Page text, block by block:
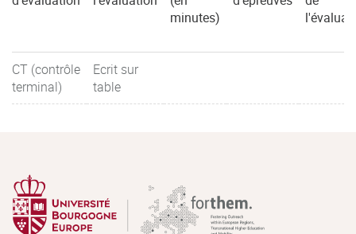
minutes)
CT (contrôle
terminal)
Ecrit sur
table